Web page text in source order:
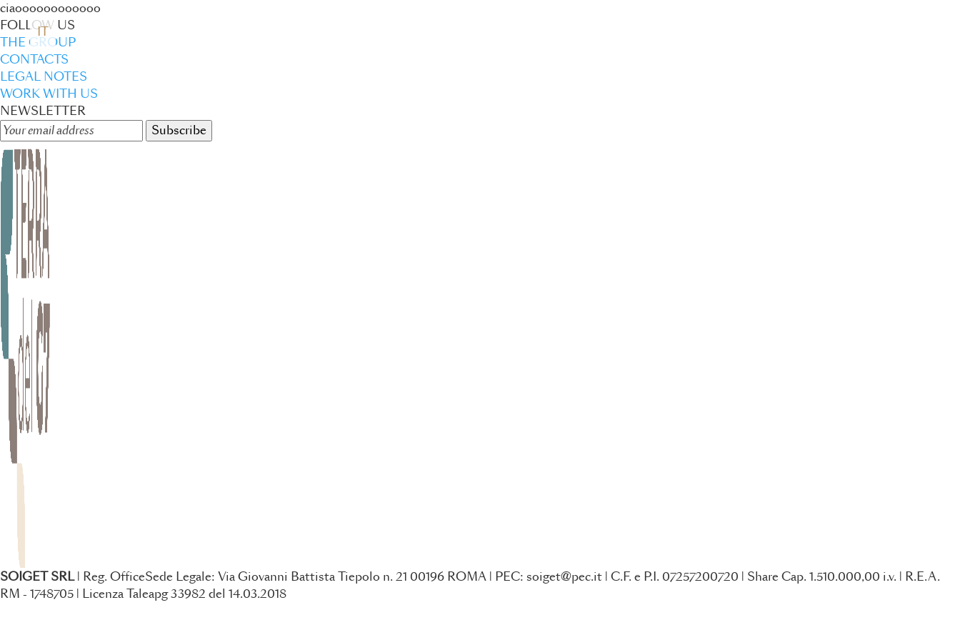
IT
ciaoooooooooooo
FOLLOW US
THE GROUP
CONTACTS
LEGAL NOTES
WORK WITH US
NEWSLETTER
SOIGET SRL| Reg. OfficeSede Legale: Via Giovanni Battista Tiepolo n. 21 00196 ROMA | PEC: soiget@pec.it | C.F. e P.I. 07257200720 | Share Cap. 1.510.000,00 i.v. | R.E.A.
RM - 1748705 | Licenza Taleapg 33982 del 14.03.2018